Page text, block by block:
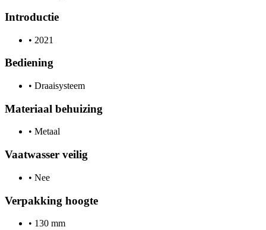
Introductie
• 2021
Bediening
• Draaisysteem
Materiaal behuizing
• Metaal
Vaatwasser veilig
• Nee
Verpakking hoogte
• 130 mm